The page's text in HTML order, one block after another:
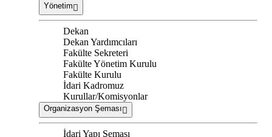
Yönetim
Dekan
Dekan Yardımcıları
Fakülte Sekreteri
Fakülte Yönetim Kurulu
Fakülte Kurulu
İdari Kadromuz
Kurullar/Komisyonlar
Organizasyon Şeması
İdari Yapı Şeması